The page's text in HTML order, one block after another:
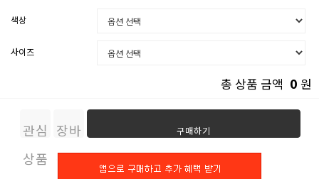
색상
사이즈
총 상품 금액 0 원
관심
상품
장바
구니
구매하기